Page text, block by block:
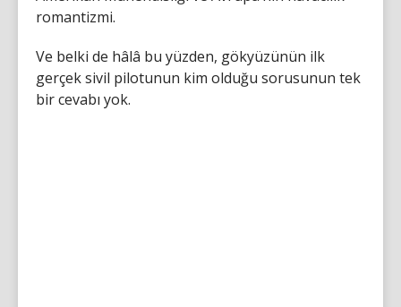
romantizmi.
Ve belki de hâlâ bu yüzden, gökyüzünün ilk
gerçek sivil pilotunun kim olduğu sorusunun tek
bir cevabı yok.